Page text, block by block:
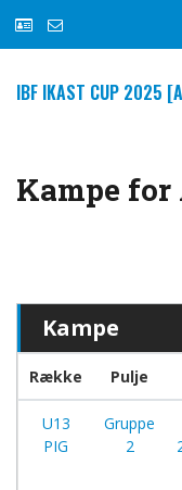
IBF IKAST CUP 2025
Kampe for
Kampe
Række Pulje
U13
PIG
Gruppe
2